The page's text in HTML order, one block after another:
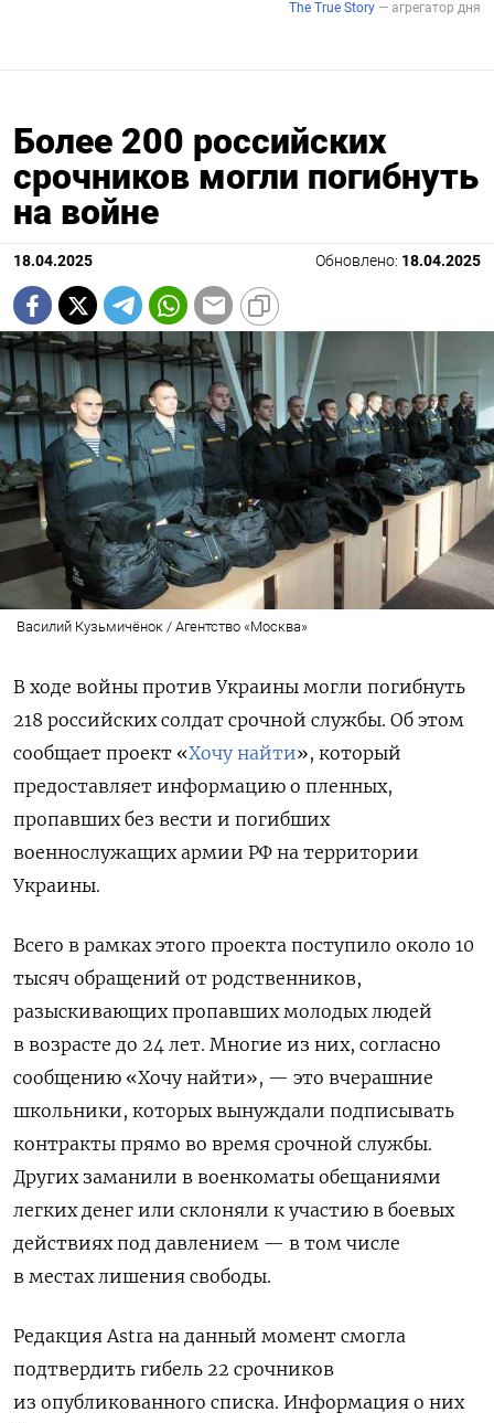
Более 200 российских
срочников могли погибнуть
на войне
18.04.2025 Обновлено: 18.04.2025
Василий Кузьмичёнок / Агентство «Москва»
В ходе войны против Украины могли погибнуть
218 российских солдат срочной службы. Об этом
сообщает проект «Хочу найти», который
предоставляет информацию о пленных,
пропавших без вести и погибших
военнослужащих армии РФ на территории
Украины.
Всего в рамках этого проекта поступило около 10
тысяч обращений от родственников,
разыскивающих пропавших молодых людей
в возрасте до 24 лет. Многие из них, согласно
сообщению «Хочу найти», — это вчерашние
школьники, которых вынуждали подписывать
контракты прямо во время срочной службы.
Других заманили в военкоматы обещаниями
легких денег или склоняли к участию в боевых
действиях под давлением — в том числе
в местах лишения свободы.
РедакцияAstra на данный момент смогла
подтвердить гибель 22 срочников
из опубликованного списка. Информация о них